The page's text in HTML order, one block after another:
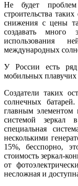
Не будет
строительства
снижения с цены
создавать много
использования
международных
У России есть ряд
мобильных
Создатели таких
солнечных
главным элементом
системой зеркал
специальная
несколькими
15%, бесспорно,
стоимость зеркал-
от
несложная и